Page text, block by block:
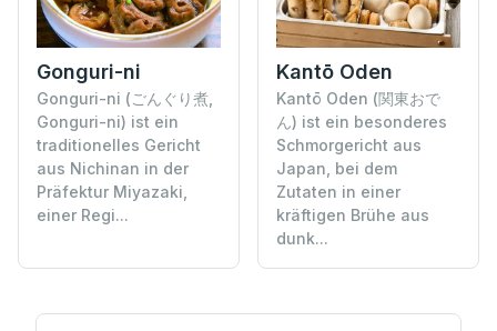
Gonguri-ni
Gonguri-ni (ごんぐり煮,
Gonguri-ni) ist ein
traditionelles Gericht
aus Nichinan in der
Präfektur Miyazaki,
einer Regi...
Kantō Oden
Kantō Oden (関東おで
ん) ist ein besonderes
Schmorgericht aus
Japan, bei dem
Zutaten in einer
kräftigen Brühe aus
dunk...